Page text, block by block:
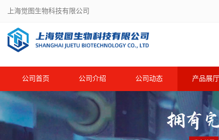
上海觉图生物科技有限公司
公司首页 公司介绍 公司动态 产品展厅